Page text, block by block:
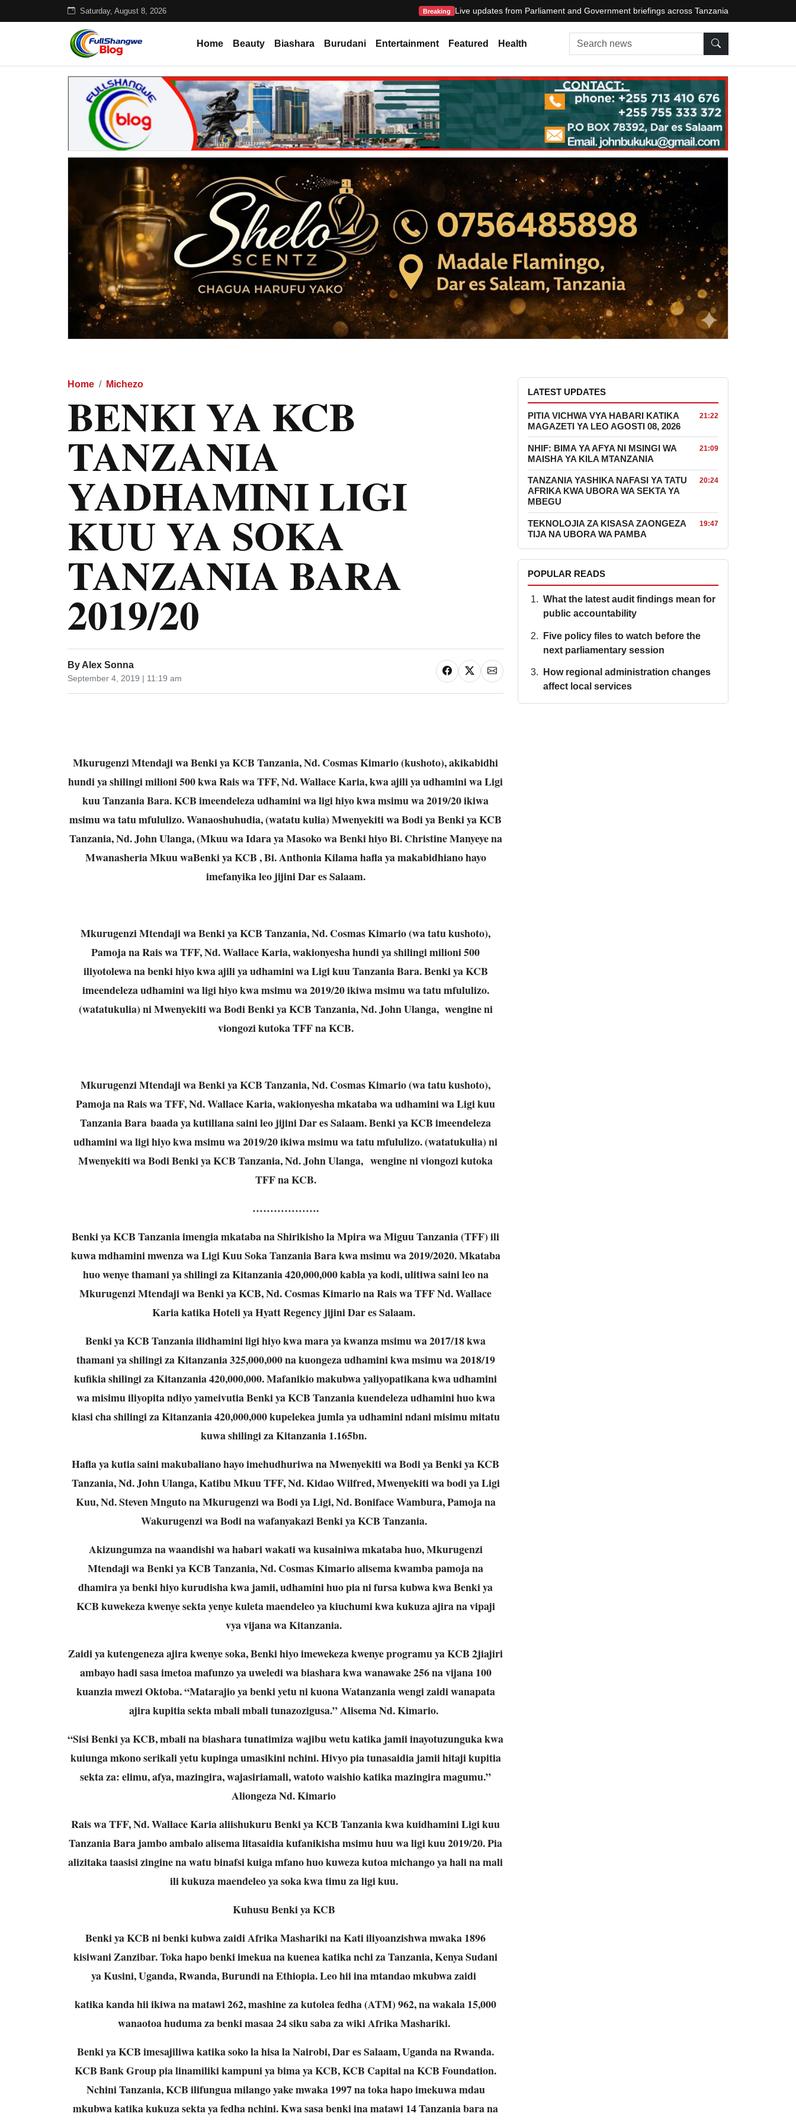
Saturday, August 8, 2026 Breaking Live updates from Parliament and Government briefings across Tanzania
Home Beauty Biashara Burudani Entertainment Featured Health Search news
Home Michezo
BENKI YA KCB
TANZANIA
YADHAMINI LIGI
KUU YA SOKA
TANZANIA BARA
2019/20
By Alex Sonna
September 4, 2019 | 11:19 am
Mkurugenzi Mtendaji wa Benki ya KCB Tanzania, Nd. Cosmas Kimario (kushoto), akikabidhi
hundi ya shilingi milioni 500 kwa Rais wa TFF, Nd. Wallace Karia, kwa ajili ya udhamini wa Ligi
kuu Tanzania Bara. KCB imeendeleza udhamini wa ligi hiyo kwa msimu wa 2019/20 ikiwa
msimu wa tatu mfululizo. Wanaoshuhudia, (watatu kulia) Mwenyekiti wa Bodi ya Benki ya KCB
Tanzania, Nd. John Ulanga, (Mkuu wa Idara ya Masoko wa Benki hiyo Bi. Christine Manyeye na
Mwanasheria Mkuu waBenki ya KCB , Bi. Anthonia Kilama hafla ya makabidhiano hayo
imefanyika leo jijini Dar es Salaam.
Mkurugenzi Mtendaji wa Benki ya KCB Tanzania, Nd. Cosmas Kimario (wa tatu kushoto),
Pamoja na Rais wa TFF, Nd. Wallace Karia, wakionyesha hundi ya shilingi milioni 500
iliyotolewa na benki hiyo kwa ajili ya udhamini wa Ligi kuu Tanzania Bara. Benki ya KCB
imeendeleza udhamini wa ligi hiyo kwa msimu wa 2019/20 ikiwa msimu wa tatu mfululizo.
(watatukulia) ni Mwenyekiti wa Bodi Benki ya KCB Tanzania, Nd. John Ulanga, wengine ni
viongozi kutoka TFF na KCB.
Mkurugenzi Mtendaji wa Benki ya KCB Tanzania, Nd. Cosmas Kimario (wa tatu kushoto),
Pamoja na Rais wa TFF, Nd. Wallace Karia, wakionyesha mkataba wa udhamini wa Ligi kuu
Tanzania Bara baada ya kutiliana saini leo jijini Dar es Salaam. Benki ya KCB imeendeleza
udhamini wa ligi hiyo kwa msimu wa 2019/20 ikiwa msimu wa tatu mfululizo. (watatukulia) ni
Mwenyekiti wa Bodi Benki ya KCB Tanzania, Nd. John Ulanga, wengine ni viongozi kutoka
TFF na KCB.
……………….
Benki ya KCB Tanzania imengia mkataba na Shirikisho la Mpira wa Miguu Tanzania (TFF) ili
kuwa mdhamini mwenza wa Ligi Kuu Soka Tanzania Bara kwa msimu wa 2019/2020. Mkataba
huo wenye thamani ya shilingi za Kitanzania 420,000,000 kabla ya kodi, ulitiwa saini leo na
Mkurugenzi Mtendaji wa Benki ya KCB, Nd. Cosmas Kimario na Rais wa TFF Nd. Wallace
Karia katika Hoteli ya Hyatt Regency jijini Dar es Salaam.
Benki ya KCB Tanzania ilidhamini ligi hiyo kwa mara ya kwanza msimu wa 2017/18 kwa
thamani ya shilingi za Kitanzania 325,000,000 na kuongeza udhamini kwa msimu wa 2018/19
kufikia shilingi za Kitanzania 420,000,000. Mafanikio makubwa yaliyopatikana kwa udhamini
wa misimu iliyopita ndiyo yameivutia Benki ya KCB Tanzania kuendeleza udhamini huo kwa
kiasi cha shilingi za Kitanzania 420,000,000 kupelekea jumla ya udhamini ndani misimu mitatu
kuwa shilingi za Kitanzania 1.165bn.
Hafla ya kutia saini makubaliano hayo imehudhuriwa na Mwenyekiti wa Bodi ya Benki ya KCB
Tanzania, Nd. John Ulanga, Katibu Mkuu TFF, Nd. Kidao Wilfred, Mwenyekiti wa bodi ya Ligi
Kuu, Nd. Steven Mnguto na Mkurugenzi wa Bodi ya Ligi, Nd. Boniface Wambura, Pamoja na
Wakurugenzi wa Bodi na wafanyakazi Benki ya KCB Tanzania.
Akizungumza na waandishi wa habari wakati wa kusainiwa mkataba huo, Mkurugenzi
Mtendaji wa Benki ya KCB Tanzania, Nd. Cosmas Kimario alisema kwamba pamoja na
dhamira ya benki hiyo kurudisha kwa jamii, udhamini huo pia ni fursa kubwa kwa Benki ya
KCB kuwekeza kwenye sekta yenye kuleta maendeleo ya kiuchumi kwa kukuza ajira na vipaji
vya vijana wa Kitanzania.
Zaidi ya kutengeneza ajira kwenye soka, Benki hiyo imewekeza kwenye programu ya KCB 2jiajiri
ambayo hadi sasa imetoa mafunzo ya uweledi wa biashara kwa wanawake 256 na vijana 100
kuanzia mwezi Oktoba. “Matarajio ya benki yetu ni kuona Watanzania wengi zaidi wanapata
ajira kupitia sekta mbali mbali tunazozigusa.” Alisema Nd. Kimario.
“Sisi Benki ya KCB, mbali na biashara tunatimiza wajibu wetu katika jamii inayotuzunguka kwa
kuiunga mkono serikali yetu kupinga umasikini nchini. Hivyo pia tunasaidia jamii hitaji kupitia
sekta za: elimu, afya, mazingira, wajasiriamali, watoto waishio katika mazingira magumu.”
Aliongeza Nd. Kimario
Rais wa TFF, Nd. Wallace Karia aliishukuru Benki ya KCB Tanzania kwa kuidhamini Ligi kuu
Tanzania Bara jambo ambalo alisema litasaidia kufanikisha msimu huu wa ligi kuu 2019/20. Pia
alizitaka taasisi zingine na watu binafsi kuiga mfano huo kuweza kutoa michango ya hali na mali
ili kukuza maendeleo ya soka kwa timu za ligi kuu.
Kuhusu Benki ya KCB
Benki ya KCB ni benki kubwa zaidi Afrika Mashariki na Kati iliyoanzishwa mwaka 1896
kisiwani Zanzibar. Toka hapo benki imekua na kuenea katika nchi za Tanzania, Kenya Sudani
ya Kusini, Uganda, Rwanda, Burundi na Ethiopia. Leo hii ina mtandao mkubwa zaidi
katika kanda hii ikiwa na matawi 262, mashine za kutolea fedha (ATM) 962, na wakala 15,000
wanaotoa huduma za benki masaa 24 siku saba za wiki Afrika Mashariki.
Benki ya KCB imesajiliwa katika soko la hisa la Nairobi, Dar es Salaam, Uganda na Rwanda.
KCB Bank Group pia linamiliki kampuni ya bima ya KCB, KCB Capital na KCB Foundation.
Nchini Tanzania, KCB ilifungua milango yake mwaka 1997 na toka hapo imekuwa mdau
mkubwa katika kukuza sekta ya fedha nchini. Kwa sasa benki ina matawi 14 Tanzania bara na
LATEST UPDATES
PITIA VICHWA VYA HABARI KATIKA
MAGAZETI YA LEO AGOSTI 08, 2026
21:22
NHIF: BIMA YA AFYA NI MSINGI WA
MAISHA YA KILA MTANZANIA
21:09
TANZANIA YASHIKA NAFASI YA TATU
AFRIKA KWA UBORA WA SEKTA YA
MBEGU
20:24
TEKNOLOJIA ZA KISASA ZAONGEZA
TIJA NA UBORA WA PAMBA
19:47
POPULAR READS
What the latest audit findings mean for
public accountability
Five policy files to watch before the
next parliamentary session
How regional administration changes
affect local services